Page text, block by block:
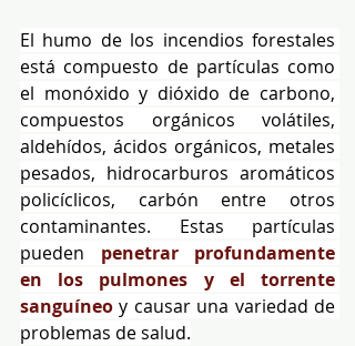
El humo de los incendios forestales
está compuesto de partículas como
el monóxido y dióxido de carbono,
compuestos orgánicos volátiles,
aldehídos, ácidos orgánicos, metales
pesados, hidrocarburos aromáticos
policíclicos, carbón entre otros
contaminantes. Estas partículas
pueden penetrar profundamente
en los pulmones y el torrente
sanguíneo y causar una variedad de
problemas de salud.